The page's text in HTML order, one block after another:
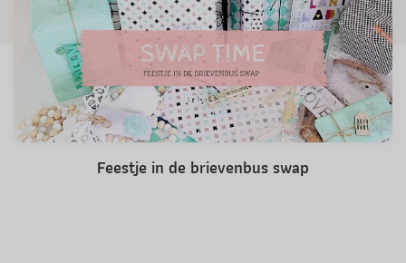
Feestje in de brievenbus swap